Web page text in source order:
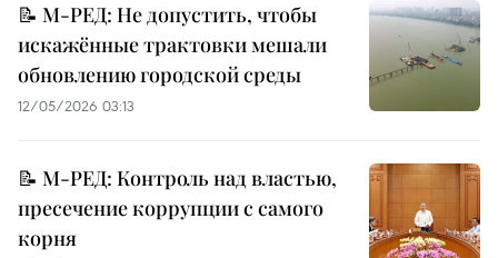
📝 М-РЕД: Не допустить, чтобы
искажённые трактовки мешали
обновлению городской среды
12/05/2026 03:13
📝 М-РЕД: Контроль над властью,
пресечение коррупции с самого
корня